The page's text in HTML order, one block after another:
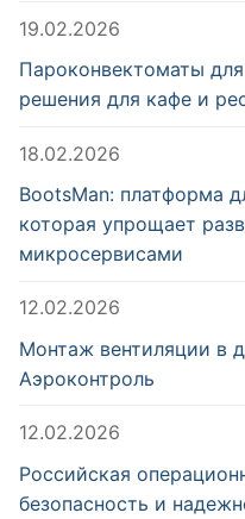
19.02.2026
Пароконвектоматы
решения для кафе и
18.02.2026
BootsMan: платформа
которая упрощает
микросервисами
12.02.2026
Монтаж вентиляции в
Аэроконтроль
12.02.2026
Российская
безопасность и